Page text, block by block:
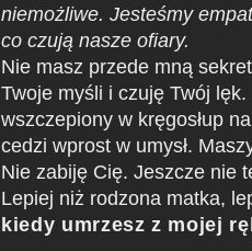
niemożliwe. Jesteśmy
co czują nasze ofiary.
Nie masz przede mną
Twoje myśli i czuję Twój lęk.
wszczepiony w kręgosłup
cedzi wprost w umysł.
Nie zabiję Cię. Jeszcze nie
Lepiej niż rodzona matka,
kiedy umrzesz z mojej